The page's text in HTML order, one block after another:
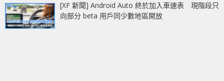
[XF 新聞] Android Auto 終於加入車速表 現階段只
向部分 beta 用戶同少數地區開放